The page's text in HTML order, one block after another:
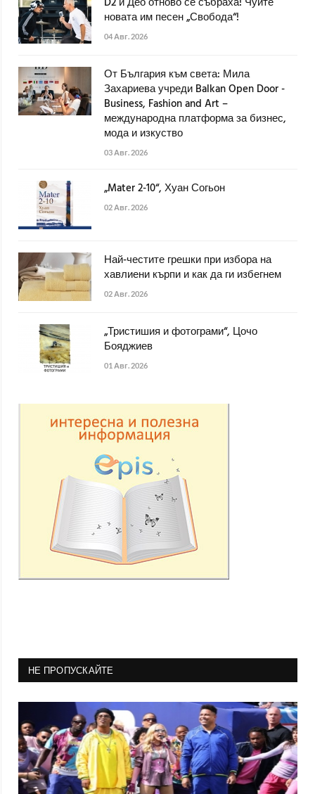
новата им песен „Свобода“!
04 Авг. 2026
От България към света: Мила
Захариева учреди Balkan Open Door -
Business, Fashion and Art –
международна платформа за бизнес,
мода и изкуство
03 Авг. 2026
„Mater 2-10“, Хуан Согьон
02 Авг. 2026
Най-честите грешки при избора на
хавлиени кърпи и как да ги избегнем
02 Авг. 2026
„Тристишия и фотограми“, Цочо
Бояджиев
01 Авг. 2026
НЕ ПРОПУСКАЙТЕ